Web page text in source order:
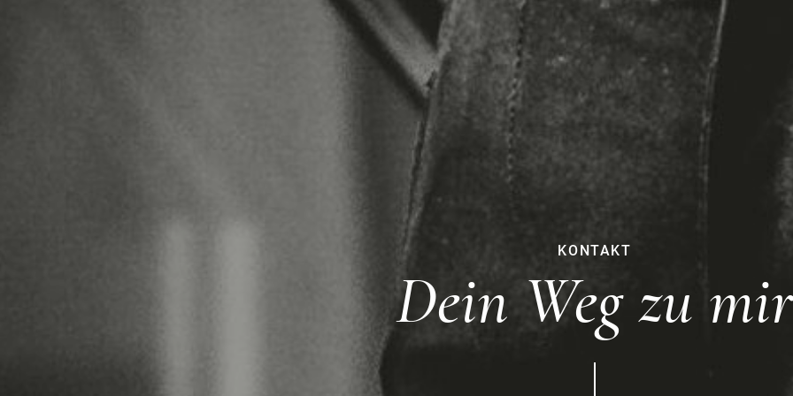
KONTAKT
Dein Weg zu mir